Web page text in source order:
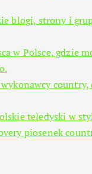
blogi, strony i
w Polsce, gdzie
teledyski w
piosenek